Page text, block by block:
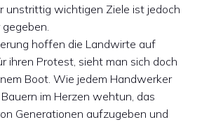
unstrittig wichtigen Ziele ist jedoch
hoffen die Landwirte auf
ihren Protest, sieht man sich doch
Boot. Wie jedem Handwerker
im Herzen wehtun, das
Generationen aufzugeben und